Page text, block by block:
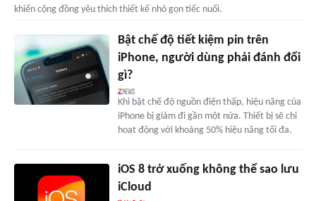
khiến cộng đồng yêu thích thiết kế nhỏ gọn tiếc nuối.
Bật chế độ tiết kiệm pin trên
iPhone, người dùng phải đánh đổi
gì?
Khi bật chế độ nguồn điện thấp, hiệu năng của
iPhone bị giảm đi gần một nửa. Thiết bị sẽ chỉ
hoạt động với khoảng 50% hiệu năng tối đa.
iOS 8 trở xuống không thể sao lưu
iCloud